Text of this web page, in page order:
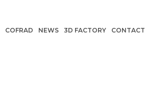
COFRAD NEWS 3D FACTORY CONTACT